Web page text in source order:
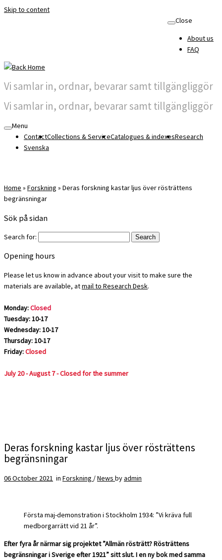
Skip to content
Close
About us
FAQ
Vi samlar in, ordnar, bevarar samt tillgängliggör
Vi samlar in, ordnar, bevarar samt tillgängliggör
Menu
ContactCollections & ServiceCatalogues & indexesResearch
Svenska
Home » Forskning » Deras forskning kastar ljus över rösträttens
begränsningar
Sök på sidan
Search for:
Opening hours
Please let us know in advance about your visit to make sure the
materials are available, atmail to Research Desk.
Monday:Closed
Tuesday: 10-17
Wednesday: 10-17
Thursday: 10-17
Friday:Closed
July 20 - August 7 - Closed for the summer
Deras forskning kastar ljus över rösträttens
begränsningar
06 October 2021 in Forskning /News byadmin
Första maj-demonstration i Stockholm 1934: ”Vi kräva full
medborgarrätt vid 21 år”.
Efter fyra år närmar sig projektet ”Allmän rösträtt? Rösträttens
begränsningar i Sverige efter 1921” sitt slut. I en ny bok med samma